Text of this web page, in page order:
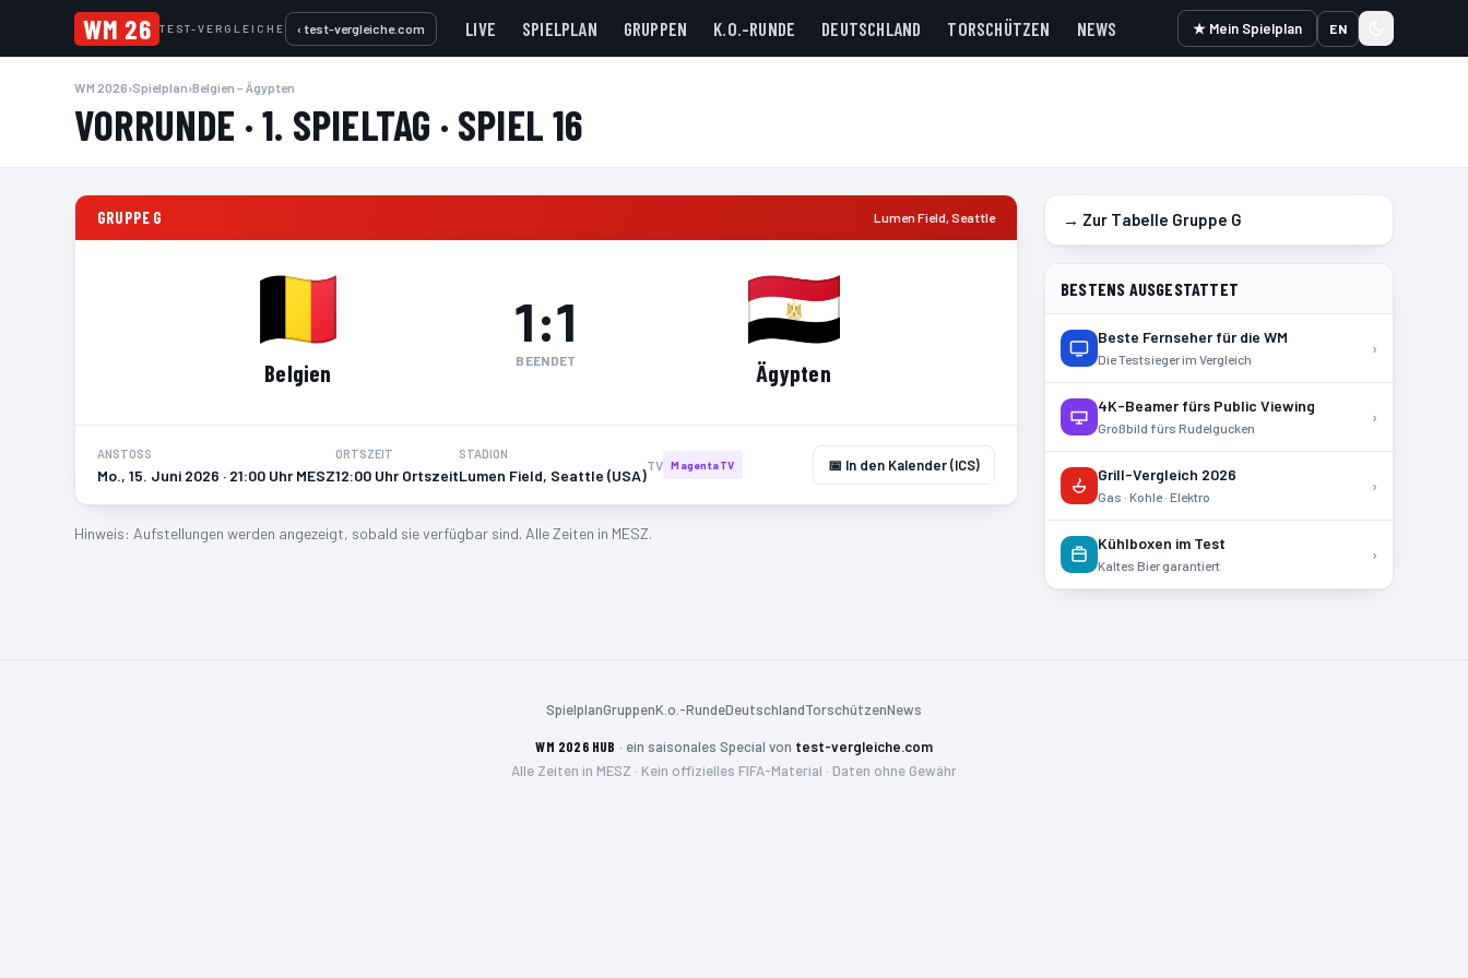
WM 26 TEST-VERGLEICHE ‹ test-vergleiche.com LIVE SPIELPLAN GRUPPEN K.O.-RUNDE DEUTSCHLAND TORSCHÜTZEN NEWS ★ Mein Spielplan EN
WM 2026›Spielplan›Belgien – Ägypten
VORRUNDE · 1. SPIELTAG · SPIEL 16
GRUPPE G Lumen Field,Seattle
Belgien
1:1
BEENDET Ägypten
ANSTOSS
Mo., 15. Juni 2026 · 21:00 Uhr MESZ
ORTSZEIT
12:00 Uhr Ortszeit
STADION
Lumen Field, Seattle (USA)
TV MagentaTV 📅 In den Kalender (ICS)
Hinweis: Aufstellungen werden angezeigt, sobald sie verfügbar sind. Alle Zeiten in MESZ.
→ Zur Tabelle Gruppe G
BESTENS AUSGESTATTET
Beste Fernseher für die WM
Die Testsieger im Vergleich
›
4K-Beamer fürs Public Viewing
Großbild fürs Rudelgucken
›
Grill-Vergleich 2026
Gas · Kohle · Elektro
›
Kühlboxen im Test
Kaltes Bier garantiert
›
SpielplanGruppenK.o.-RundeDeutschlandTorschützenNews
WM 2026 HUB · ein saisonales Special von test-vergleiche.com
Alle Zeiten in MESZ · Kein offizielles FIFA-Material · Daten ohne Gewähr